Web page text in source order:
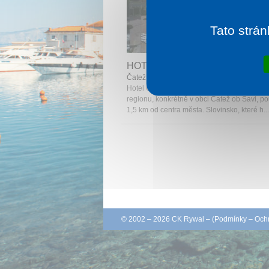
HOTEL ČATEŽ
Čatež
Hotel Čatež se nachází v krásném
regionu, konkrétně v obci Čatež ob Savi,
1,5 km od centra města. Slovinsko, které h...
© 2002 – 2026 CK Rywal – (Podmínky –
Tato